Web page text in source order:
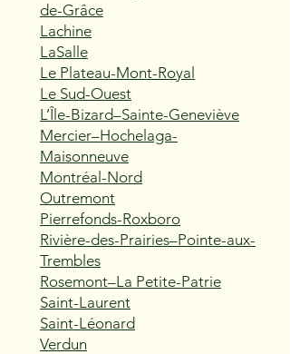
de-Grâce
Lachine
LaSalle
Le Plateau-Mont-Royal
Le Sud-Ouest
L’Île-Bizard–Sainte-Geneviève
Mercier–Hochelaga-
Maisonneuve
Montréal-Nord
Outremont
Pierrefonds-Roxboro
Rivière-des-Prairies–Pointe-aux-
Trembles
Rosemont–La Petite-Patrie
Saint-Laurent
Saint-Léonard
Verdun